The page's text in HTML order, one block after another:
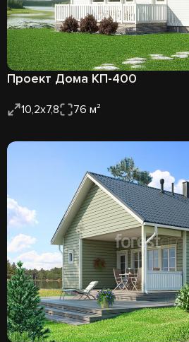
Проект Дома КП-400
10,2х7,8 76 м²